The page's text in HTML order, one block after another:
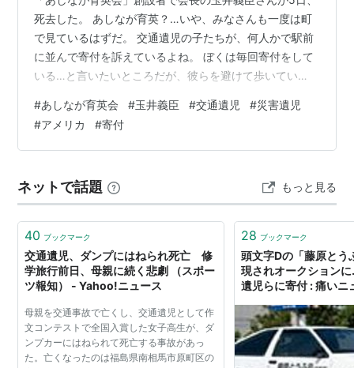
死去した。 あしなが育英？…いや、みなさんも一度は町
で見ているはずだ。 交通遺児の子たちが、何人かで駅前
に並んで寄付を訴えているよね。 ぼくは毎回寄付をして
いる…と言いたいところだが、彼らを避けて歩いてい
券をためる意味がない。 こちとらが寄付をお願いしても
いいような経済地位なので、言い訳できるかな？ 玉井氏
は1935年、大阪の池田市に産まれた。大阪は、独創的な
商）出身だから、知的にもレベルの高いか？ 証券会社勤
務などを経て、経済評論家…
#あしなが育英会 #玉井義臣 #交通遺児 #災害遺児
#アメリカ #寄付
ネットで話題 もっと見る
40 ブックマーク
交通遺児、ダンプにはねられ死亡 修
学旅行前日、母親に続く悲劇 （スポー
ツ報知） - Yahoo!ニュース
母親を交通事故で亡くし、交通遺児として作
文コンテストで全国入賞した女子高生が、ダ
ンプカーにはねられて死亡する事故があっ
た。亡くなったのは福島県南相馬市原町区の
28 ブックマーク
頭文字Dの「藤原とう
現されオークション
遺児らに寄付 : 痛い